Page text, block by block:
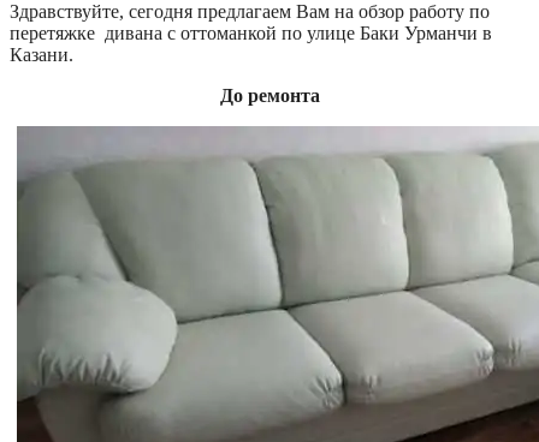
Здравствуйте, сегодня предлагаем Вам на обзор работу по
перетяжке дивана с оттоманкой по улице Баки Урманчи в
Казани.
До ремонта